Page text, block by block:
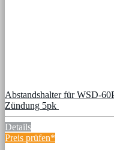
Abstandshalter für WSD-
Zündung 5pk
Details
Preis prüfen*